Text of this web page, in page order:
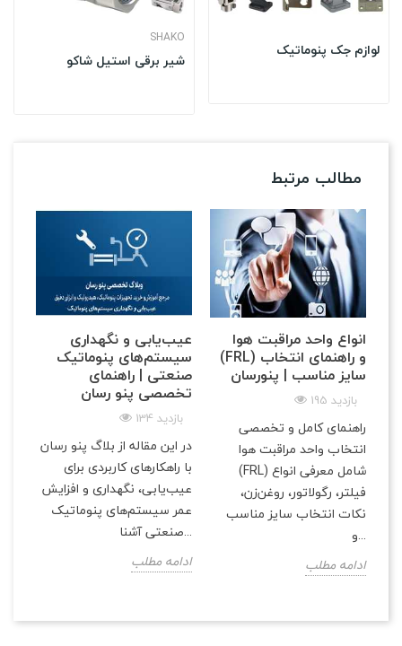
SHAKO
شیر برقی استیل شاکو لوازم جک پنوماتیک
مطالب مرتبط
عیب‌یابی و نگهداری
سیستم‌های پنوماتیک
صنعتی | راهنمای
تخصصی پنو رسان
134 بازدید
در این مقاله از بلاگ پنو رسان
با راهکارهای کاربردی برای
عیب‌یابی، نگهداری و افزایش
عمر سیستم‌های پنوماتیک
صنعتی آشنا...
ادامه مطلب
انواع واحد مراقبت هوا
(FRL) و راهنمای انتخاب
سایز مناسب | پنو‌رسان
195 بازدید
راهنمای کامل و تخصصی
انتخاب واحد مراقبت هوا
(FRL) شامل معرفی انواع
فیلتر، رگولاتور، روغن‌زن،
نکات انتخاب سایز مناسب
و...
ادامه مطلب